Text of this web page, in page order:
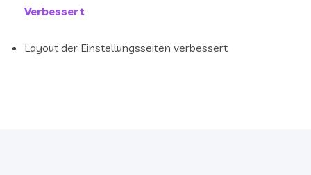
Verbessert
Layout der Einstellungsseiten verbessert